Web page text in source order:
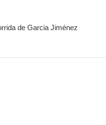
de Garcia Jiménez